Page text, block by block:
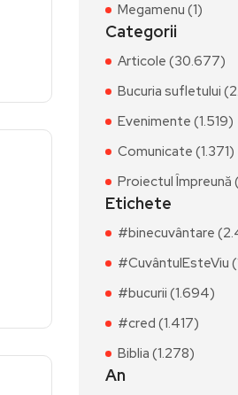
Megamenu (1)
Categorii
Articole (30.677)
Bucuria sufletului
Evenimente (1.519)
Comunicate (1.371)
Proiectul Împreună
Etichete
#binecuvântare
#CuvântulEsteViu
#bucurii (1.694)
#cred (1.417)
Biblia (1.278)
An